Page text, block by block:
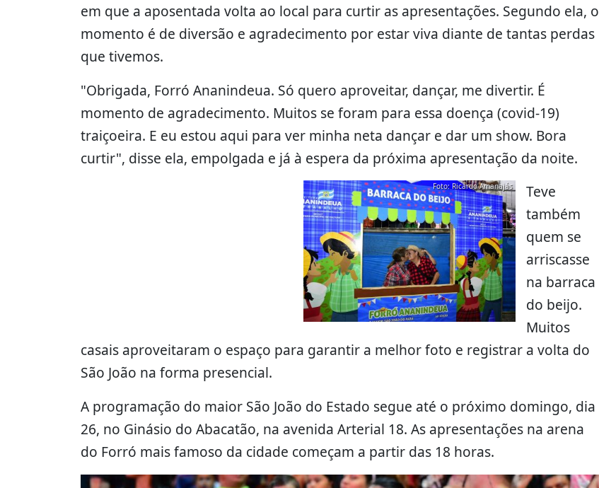
em que a aposentada volta ao local para curtir as apresentações. Segundo ela, o
momento é de diversão e agradecimento por estar viva diante de tantas perdas
que tivemos.
"Obrigada, Forró Ananindeua. Só quero aproveitar, dançar, me divertir. É
momento de agradecimento. Muitos se foram para essa doença (covid-19)
traiçoeira. E eu estou aqui para ver minha neta dançar e dar um show. Bora
curtir", disse ela, empolgada e já à espera da próxima apresentação da noite.
Foto: Ricardo Amanajás
Teve
também
quem se
arriscasse
na barraca
do beijo.
Muitos
casais aproveitaram o espaço para garantir a melhor foto e registrar a volta do
São João na forma presencial.
A programação do maior São João do Estado segue até o próximo domingo, dia
26, no Ginásio do Abacatão, na avenida Arterial 18. As apresentações na arena
do Forró mais famoso da cidade começam a partir das 18 horas.